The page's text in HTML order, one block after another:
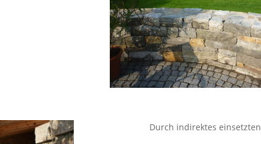
Durch indirektes einsetzten